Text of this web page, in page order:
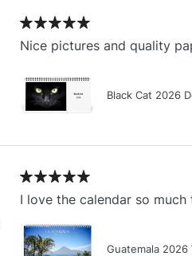
Nice pictures and quality
Black Cat 2026
I love the calendar so
Guatemala 2026